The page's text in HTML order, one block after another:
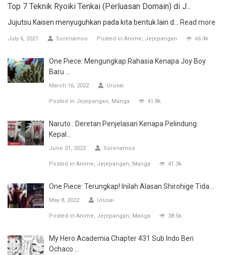
Top 7 Teknik Ryoiki Tenkai (Perluasan Domain) di J...
Jujutsu Kaisen menyuguhkan pada kita bentuk lain d... Read more
July 6, 2021 Sorenamoo Posted in Anime Jejepangan 66.4k
One Piece: Mengungkap Rahasia Kenapa Joy Boy
Baru ...
March 16, 2022 Urusai
Posted in Jejepangan Manga 41.8k
Naruto : Deretan Penjelasan Kenapa Pelindung
Kepal...
June 21, 2022 Sorenamoo
Posted in Anime Jejepangan Manga 41.3k
One Piece: Terungkap! Inilah Alasan Shirohige Tida...
May 8, 2022 Urusai
Posted in Anime Jejepangan Manga 38.5k
My Hero Academia Chapter 431 Sub Indo Beri
Ochaco ...